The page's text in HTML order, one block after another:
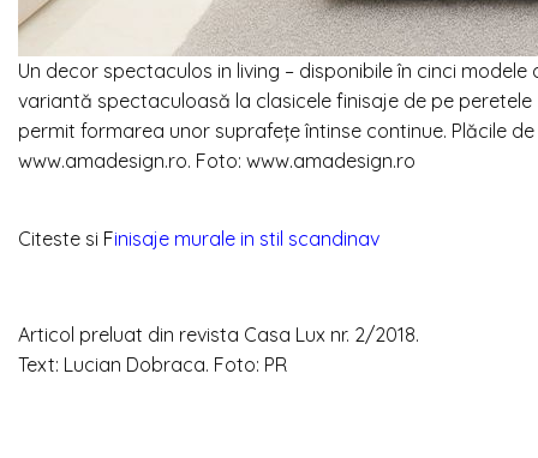
Un decor spectaculos in living – disponibile în cinci
variantă spectaculoasă la clasicele finisaje de pe peretele
permit formarea unor suprafețe întinse continue. Plăcile
www.amadesign.ro. Foto: www.amadesign.ro
Citeste si Finisaje murale in stil scandinav
Articol preluat din revista Casa Lux nr. 2/2018.
Text: Lucian Dobraca. Foto: PR